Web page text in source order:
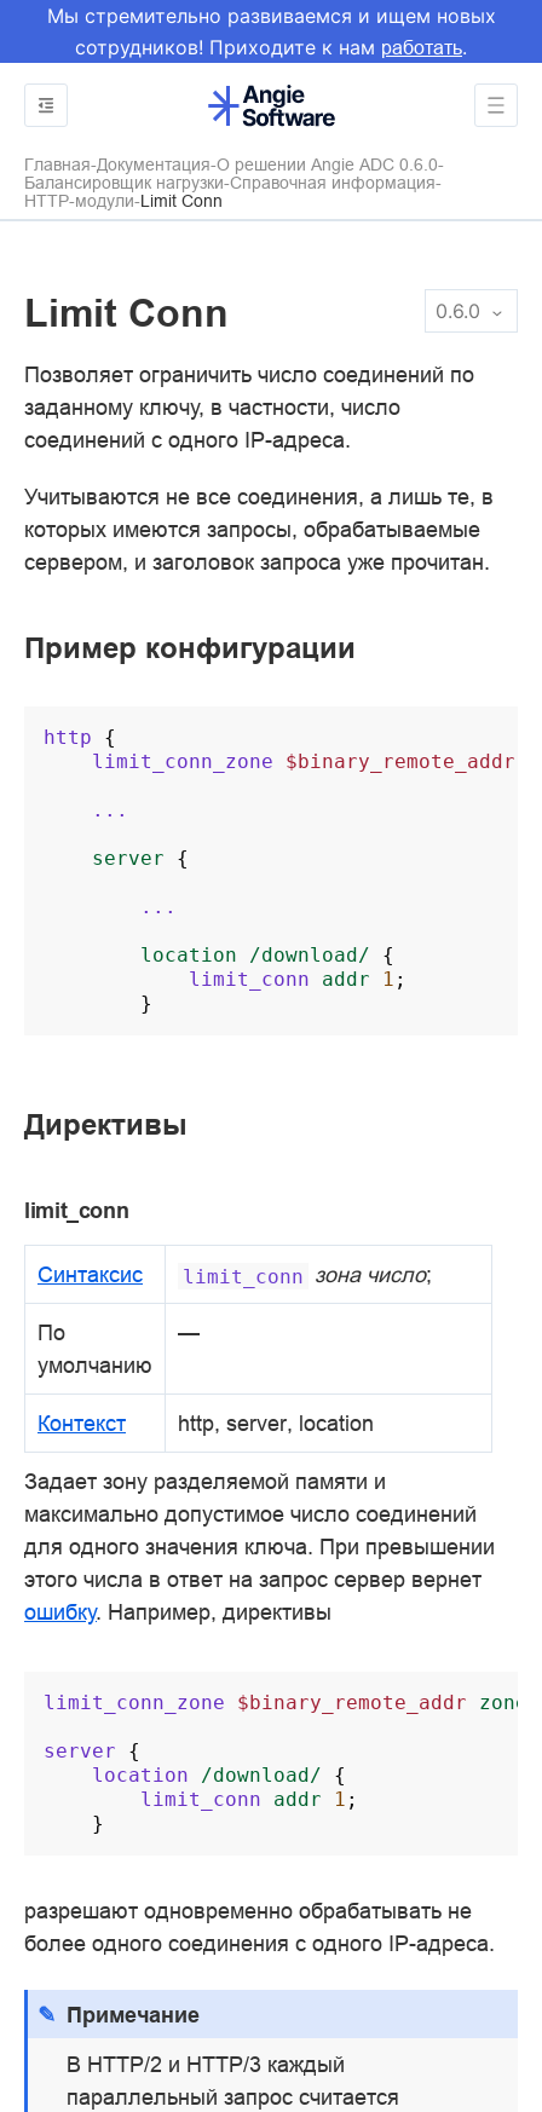
Мы стремительно развиваемся и ищем новых
сотрудников! Приходите к нам работать.
Главная Документация О решении Angie ADC 0.6.0
Балансировщик нагрузки Справочная информация
HTTP-модули Limit Conn
0.6.0
Limit Conn
Позволяет ограничить число соединений по
заданному ключу, в частности, число
соединений с одного IP-адреса.
Учитываются не все соединения, а лишь те, в
которых имеются запросы, обрабатываемые
сервером, и заголовок запроса уже прочитан.
Пример конфигурации
http
{
limit_conn_zone
$binary_remote_addr
...
server {
...
location /download/
{
limit_conn
addr 1 ;
}
Директивы
limit_conn
Синтаксис limit_conn зона число;
По
умолчанию
—
Контекст http, server, location
Задает зону разделяемой памяти и
максимально допустимое число соединений
для одного значения ключа. При превышении
этого числа в ответ на запрос сервер вернет
ошибку. Например, директивы
limit_conn_zone $binary_remote_addr
server
{
location
/download/
{
limit_conn
addr 1 ;
}
разрешают одновременно обрабатывать не
более одного соединения с одного IP-адреса.
Примечание
В HTTP/2 и HTTP/3 каждый
параллельный запрос считается